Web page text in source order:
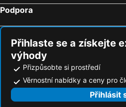
Vyšehrad
Hrad Veveri
Troja
Tančící dům
Hrad Pernštejn
Brno - Hlavní vlakové nádraží
Jezioro Otmuchowskie
Podpora
Přihlaste se a získejte
výhody
Přizpůsobte si prostředí
Věrnostní nabídky a ceny pro
Přihlásit